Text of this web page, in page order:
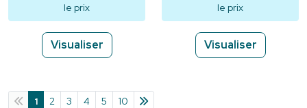
le prix
Visualiser
le prix
Visualiser
1 2 3 4 5 10